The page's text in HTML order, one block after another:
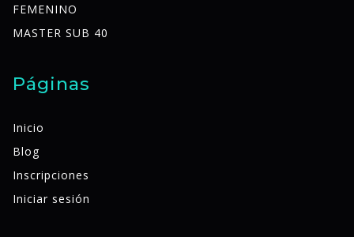
FEMENINO
MASTER SUB 40
Páginas
Inicio
Blog
Inscripciones
Iniciar sesión